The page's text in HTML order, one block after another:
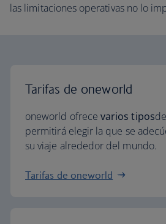
las limitaciones operativas no lo
Tarifas de oneworld
oneworld ofrecevarios tipos
permitirá elegir la que se
su viaje alrededor del mundo.
Tarifas de oneworld